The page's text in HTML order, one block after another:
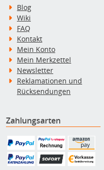
Blog
Wiki
FAQ
Kontakt
Mein Konto
Mein Merkzettel
Newsletter
Reklamationen und
Rücksendungen
Zahlungsarten